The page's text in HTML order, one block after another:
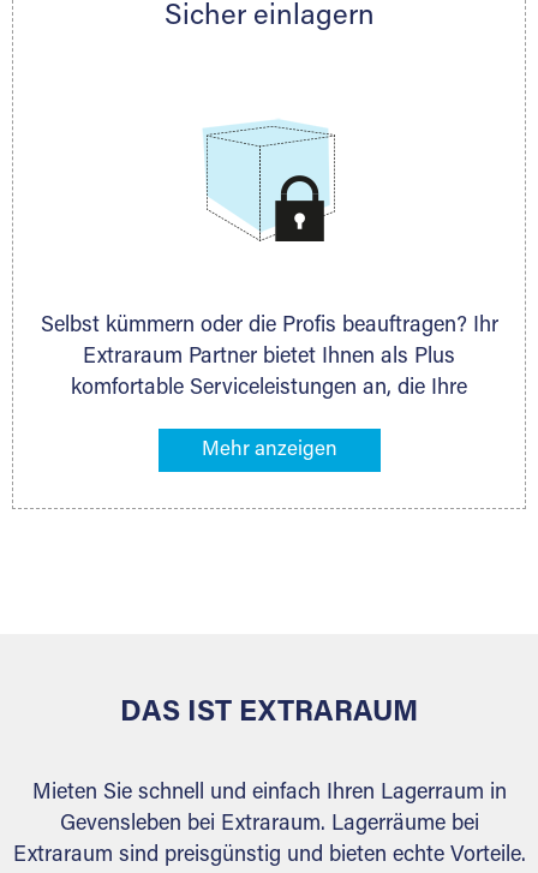
persönlich hinsichtlich Lagervolumen und zu
Sicher einlagern
Selbst kümmern oder die Profis beauftragen? Ihr
Extraraum Partner bietet Ihnen als Plus
komfortable Serviceleistungen an, die Ihre
gehören z. B. Verpackungsservice, Lieferung von
Ihr Lagergut wird bei Ihrem Extraraum Partner
DAS IST EXTRARAUM
Mieten Sie schnell und einfach Ihren Lagerraum in
Gevensleben bei Extraraum. Lagerräume bei
Extraraum sind preisgünstig und bieten echte Vorteile.